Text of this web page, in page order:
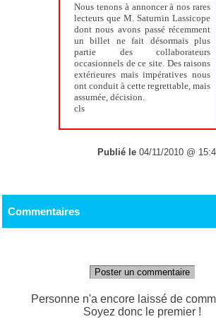
Nous tenons à annoncer à nos rares
lecteurs que M. Saturnin Lassicope
dont nous avons passé récemment
un billet ne fait désormais plus
partie des collaborateurs
occasionnels de ce site. Des raisons
extérieures mais impératives nous
ont conduit à cette regrettable, mais
assumée, décision.
cls
Publié le 04/11/2010 @
Commentaires
Poster un commentaire
Personne n'a encore laissé de
Soyez donc le premier !